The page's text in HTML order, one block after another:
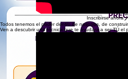
Inscribirse ahora
Todos tenemos el poder dentro de nosotros, de
Ven a descubrir una técnica que te ayudara a ser TÚ el